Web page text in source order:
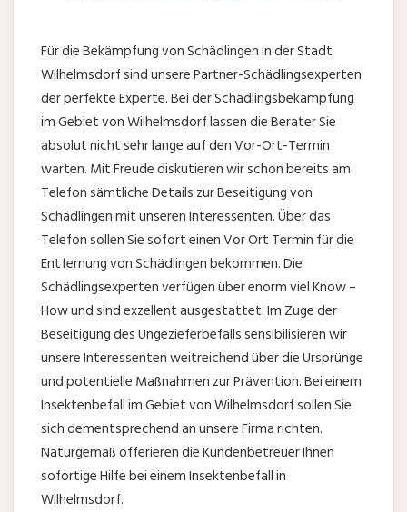
Für die Bekämpfung von Schädlingen in der Stadt
Wilhelmsdorf sind unsere Partner-Schädlingsexperten
der perfekte Experte. Bei der Schädlingsbekämpfung
im Gebiet von Wilhelmsdorf lassen die Berater Sie
absolut nicht sehr lange auf den Vor-Ort-Termin
warten. Mit Freude diskutieren wir schon bereits am
Telefon sämtliche Details zur Beseitigung von
Schädlingen mit unseren Interessenten. Über das
Telefon sollen Sie sofort einen Vor Ort Termin für die
Entfernung von Schädlingen bekommen. Die
Schädlingsexperten verfügen über enorm viel Know –
How und sind exzellent ausgestattet. Im Zuge der
Beseitigung des Ungezieferbefalls sensibilisieren wir
unsere Interessenten weitreichend über die Ursprünge
und potentielle Maßnahmen zur Prävention. Bei einem
Insektenbefall im Gebiet von Wilhelmsdorf sollen Sie
sich dementsprechend an unsere Firma richten.
Naturgemäß offerieren die Kundenbetreuer Ihnen
sofortige Hilfe bei einem Insektenbefall in
Wilhelmsdorf.